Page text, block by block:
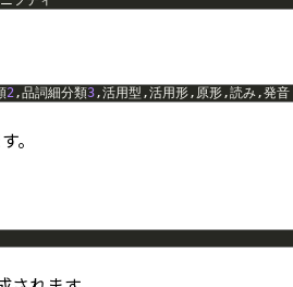
2,品詞細分類3,活用型 ,活用形, 原形,読み,発音
。